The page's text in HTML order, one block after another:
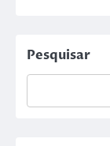
Pesquisar